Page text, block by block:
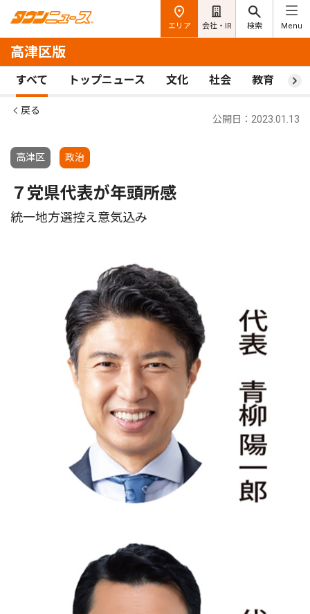
エリア 会社・IR 検索 Menu
高津区版
すべて トップニュース 文化 社会 教育 ス
戻る
高津区 政治
公開日：2023.01.13
７党県代表が年頭所感
統一地方選控え意気込み